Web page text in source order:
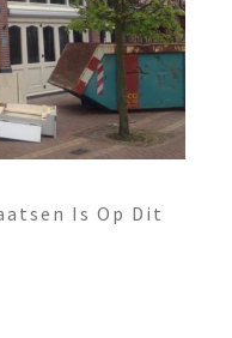
Is Op Dit